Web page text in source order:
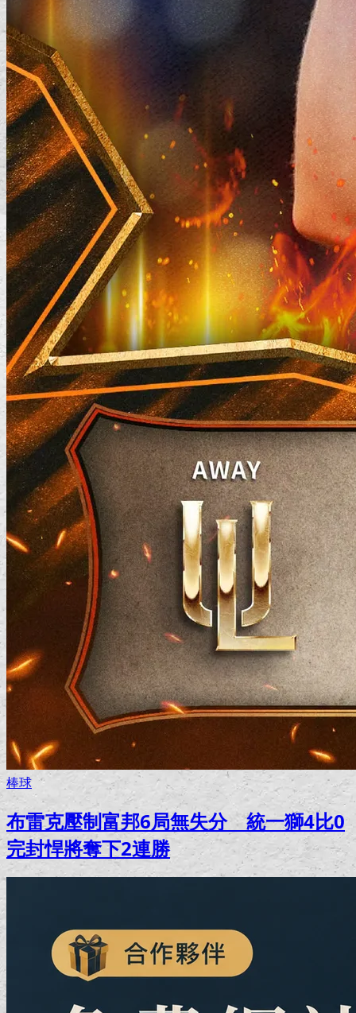
棒球
布雷克壓制富邦6局無失分 統一獅4比0
完封悍將奪下2連勝